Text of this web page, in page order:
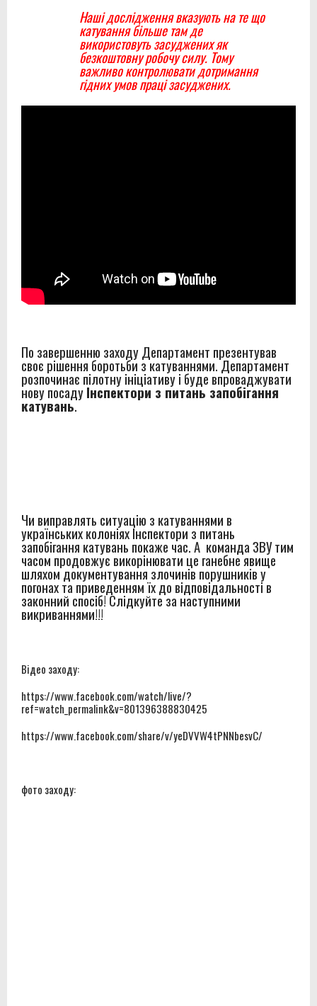
Наші дослідження вказують на те що
катування більше там де
використовуть засуджених як
безкоштовну робочу силу. Тому
важливо контролювати дотримання
гідних умов праці засуджених.
По завершенню заходу Департамент презентував
своє рішення боротьби з катуваннями. Департамент
розпочинає пілотну ініціативу і буде впроваджувати
нову посадуІнспектори з питань запобігання
катувань.
Чи виправлять ситуацію з катуваннями в
українських колоніях Інспектори з питань
запобігання катувань покаже час. А команда ЗВУ тим
часом продовжує викорінювати це ганебне явище
шляхом документування злочинів порушників у
погонах та приведенням їх до відповідальності в
законний спосіб! Слідкуйте за наступними
викриваннями!!!
Відео заходу:
https://www.facebook.com/watch/live/?
ref=watch_permalink&v=801396388830425
https://www.facebook.com/share/v/yeDVVW4tPNNbesvC/
фото заходу: